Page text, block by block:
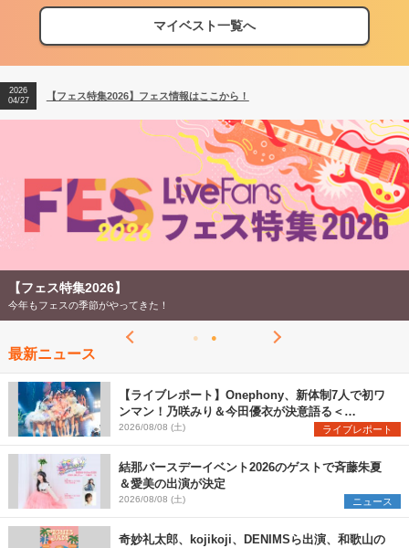
マイベスト一覧へ
【フェス特集2026】フェス情報はここから！
【ライブ動員ランキング】2026年上半期編発表！
2026
04/27
【フェス特集2026】フェス情報はここから！
2026
【ライブ動員ランキング】2026年上半期編発表！
【フェス特集2026】
今年もフェスの季節がやってきた！
最新ニュース
【ライブレポート】Onephony、新体制7人で初ワ
ンマン！乃咲みり＆今田優衣が決意語る＜
Onephony新体制1st Oneman Live はじまりの夏
＞
2026/08/08 (土) ライブレポート
結那バースデーイベント2026のゲストで斉藤朱夏
＆愛美の出演が決定
2026/08/08 (土) ニュース
奇妙礼太郎、kojikoji、DENIMSら出演、和歌山の